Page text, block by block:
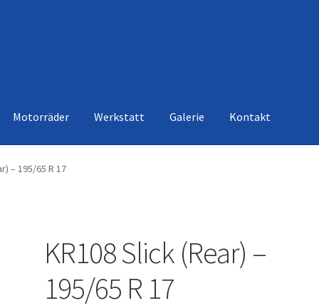
Motorräder Werkstatt Galerie Kontakt
– 195/65 R 17
KR108 Slick (Rear) –
195/65 R 17